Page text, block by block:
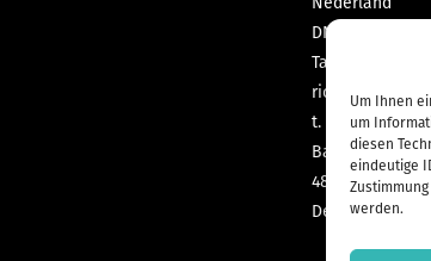
Um Ihnen
um
diesen
eindeutige
werden.
DNL-contact
Tabea Richter
richter@dnl-
t. 0049 (0) 2551
Bahnhofstraße
48565 Steinfurt
Deutschland